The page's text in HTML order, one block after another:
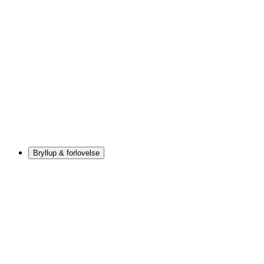
Bryllup & forlovelse